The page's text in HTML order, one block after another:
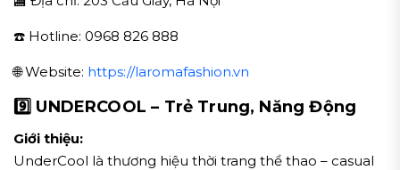
☎️ Hotline: 0968 826 888
🌐 Website: https://laromafashion.vn
9️⃣ UNDERCOOL – Trẻ Trung, Năng Động
Giới thiệu:
UnderCool là thương hiệu thời trang thể thao – casual